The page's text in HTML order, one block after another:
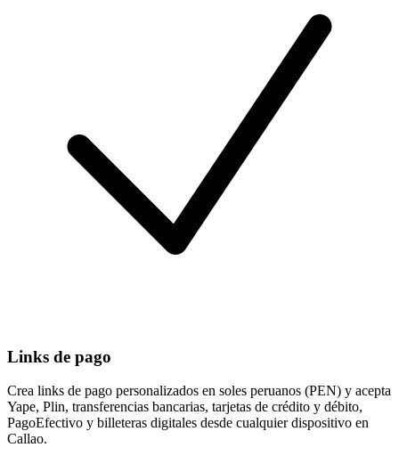
Links de pago
Crea links de pago personalizados en soles peruanos (PEN) y acepta
Yape, Plin, transferencias bancarias, tarjetas de crédito y débito,
PagoEfectivo y billeteras digitales desde cualquier dispositivo en
Callao.